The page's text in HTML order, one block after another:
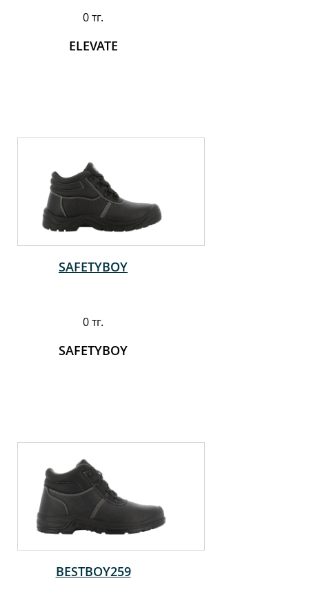
0 тг.
ELEVATE
SAFETYBOY
0 тг.
SAFETYBOY
BESTBOY259